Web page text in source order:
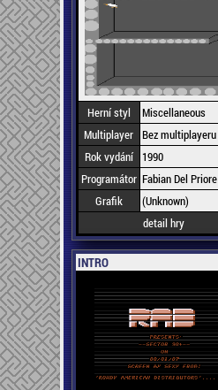
Herní styl
Miscellaneous
Multiplayer Bez multiplayeru
Rok vydání
1990
Programátor Fabian Del Priore
Grafik
(Unknown)
detail hry
INTRO